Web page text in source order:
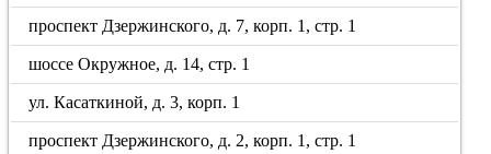
проспект Дзержинского, д. 7, корп. 1, стр. 1
шоссе Окружное, д. 14, стр. 1
ул. Касаткиной, д. 3, корп. 1
проспект Дзержинского, д. 2, корп. 1, стр. 1